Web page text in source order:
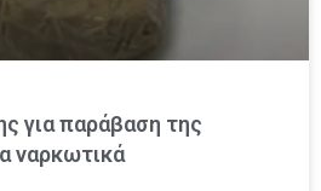
για παράβαση της
ναρκωτικά